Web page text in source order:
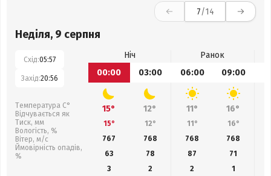
7/14
Неділя, 9 серпня
Схід:05:57
Захід:20:56
Температура С°
Відчувається як
Тиск, мм
Вологість, %
Вітер, м/с
Ймовірність опадів,
%
Ніч
Ранок
00:00
03:00 06:00 09:00
15° 12° 11° 16°
15° 12° 11° 16°
767
768 768 768
63
78 87
71
3
2 2
1